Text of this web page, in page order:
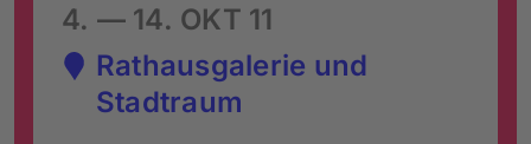
4. — 14. OKT 11
Rathausgalerie und
Stadtraum